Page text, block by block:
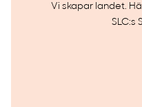
Vi skapar landet.
SLC:s